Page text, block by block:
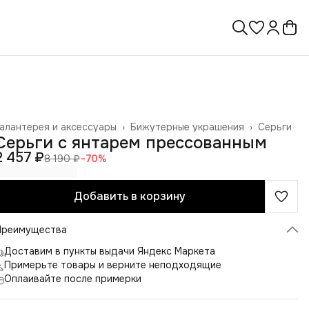
Серьги
Бижутерные украшения ›
и аксессуары ›
› с янтарем прессованным
457 ₽8 190 ₽−70%
Добавить в корзину
Доставим в пункты выдачи Яндекс Маркета
Примерьте товары и верните неподходящие
Оплаивайте после примерки